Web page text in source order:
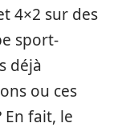
4×2 sur des
sport-
déjà
ou ces
fait, le